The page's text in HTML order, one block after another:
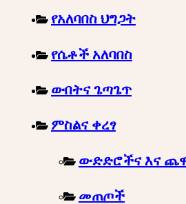
የአለባበስ ህግጋት
የሴቶች አለባበስ
ውበትና ጌጣጌጥ
ምስልና ቀረፃ
ውድድሮችና እና
መጠጦች